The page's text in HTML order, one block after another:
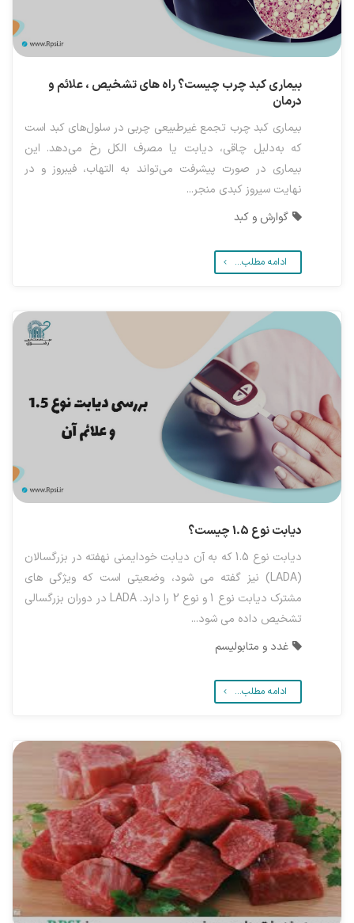
بیماری کبد چرب چیست؟ راه های تشخیص ، علائم و
درمان
بیماری کبد چرب تجمع غیرطبیعی چربی در سلول‌های کبد است
که به‌دلیل چاقی، دیابت یا مصرف الکل رخ می‌دهد. این
بیماری در صورت پیشرفت می‌تواند به التهاب، فیبروز و در
نهایت سیروز کبدی منجر...
گوارش و کبد
ادامه مطلب...
دیابت نوع 1.5 چیست؟
دیابت نوع 1.5 که به آن دیابت خودایمنی نهفته در بزرگسالان
(LADA) نیز گفته می شود، وضعیتی است که ویژگی های
مشترک دیابت نوع 1 و نوع 2 را دارد. LADA در دوران بزرگسالی
تشخیص داده می شود...
غدد و متابولیسم
ادامه مطلب...